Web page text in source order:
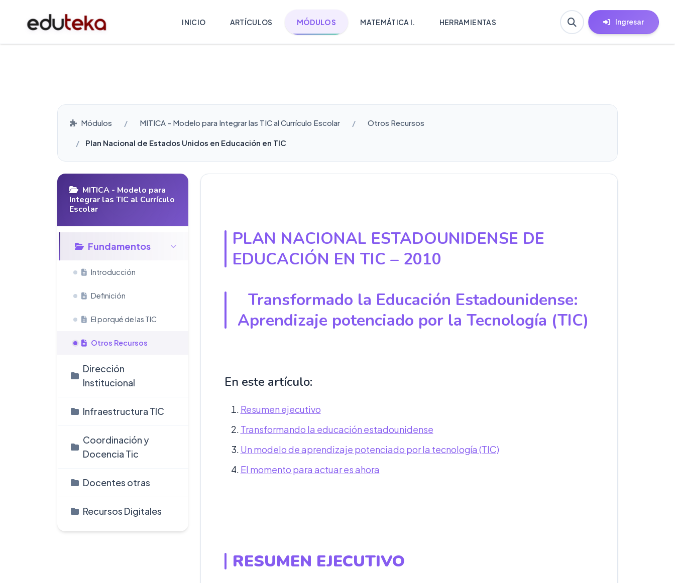
INICIO ARTÍCULOS MÓDULOS MATEMÁTICA I. HERRAMIENTAS Ingresar
Módulos MITICA - Modelo para Integrar las TIC al Currículo Escolar Otros Recursos
Plan Nacional de Estados Unidos en Educación en TIC
MITICA - Modelo para
Integrar las TIC al Currículo
Escolar
Fundamentos
Introducción
Definición
El porqué de las TIC
Otros Recursos
Dirección
Institucional
Infraestructura TIC
Coordinación y
Docencia Tic
Docentes otras
Recursos Digitales
PLAN NACIONAL ESTADOUNIDENSE DE
EDUCACIÓN EN TIC – 2010
Transformado la Educación Estadounidense:
Aprendizaje potenciado por la Tecnología (TIC)
En este artículo:
Resumen ejecutivo
Transformando la educación estadounidense
Un modelo de aprendizaje potenciado por la tecnología (TIC)
El momento para actuar es ahora
RESUMEN EJECUTIVO